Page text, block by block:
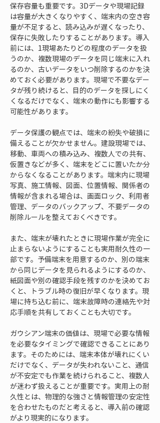
保存容量も重要です。3Dデータや現場記録
は容量が大きくなりやすく、端末内の空き容
量が不足すると、読み込みが遅くなったり、
保存に失敗したりすることがあります。導入
前には、1現場あたりどの程度のデータを扱
うのか、複数現場のデータを同じ端末に入れ
るのか、古いデータをいつ削除するのかを決
めておく必要があります。現場で不要なデー
タが残り続けると、目的のデータを探しにく
くなるだけでなく、端末の動作にも影響する
可能性があります。
データ保護の観点では、端末の紛失や破損に
備えることが欠かせません。建設現場では、
移動、車両への積み込み、複数人での共有、
仮置きなどが多く、端末をどこに置いたか分
からなくなることがあります。端末内に現場
写真、施工情報、図面、位置情報、関係者の
情報が含まれる場合は、画面ロック、利用者
管理、データのバックアップ、不要データの
削除ルールを整えておくべきです。
また、端末が壊れたときに現場作業が完全に
止まらないようにすることも実用耐久性の一
部です。予備端末を用意するのか、別の端末
から同じデータを見られるようにするのか、
紙図面や別の確認手段を残すのかを決めてお
くと、トラブル時の復旧が早くなります。現
場に持ち込む前に、端末故障時の連絡先や対
応手順を共有しておくことも大切です。
ガウシアン端末の価値は、現場で必要な情報
を必要なタイミングで確認できることにあり
ます。そのためには、端末本体が壊れにくい
だけでなく、データが失われないこと、通信
が不安定でも作業を続けられること、複数人
が迷わず扱えることが重要です。実用上の耐
久性とは、物理的な強さと情報管理の安定性
を合わせたものだと考えると、導入前の確認
がより現実的になります。